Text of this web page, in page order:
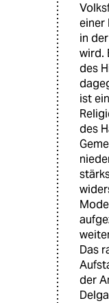
einer
in
wird.
des
ist
des
Das
der